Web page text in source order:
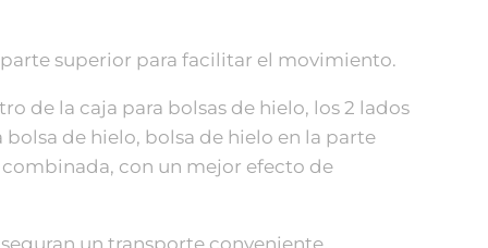
superior para facilitar el movimiento.
de la caja para bolsas de hielo, los 2 lados
de hielo, bolsa de hielo en la parte
con un mejor efecto de